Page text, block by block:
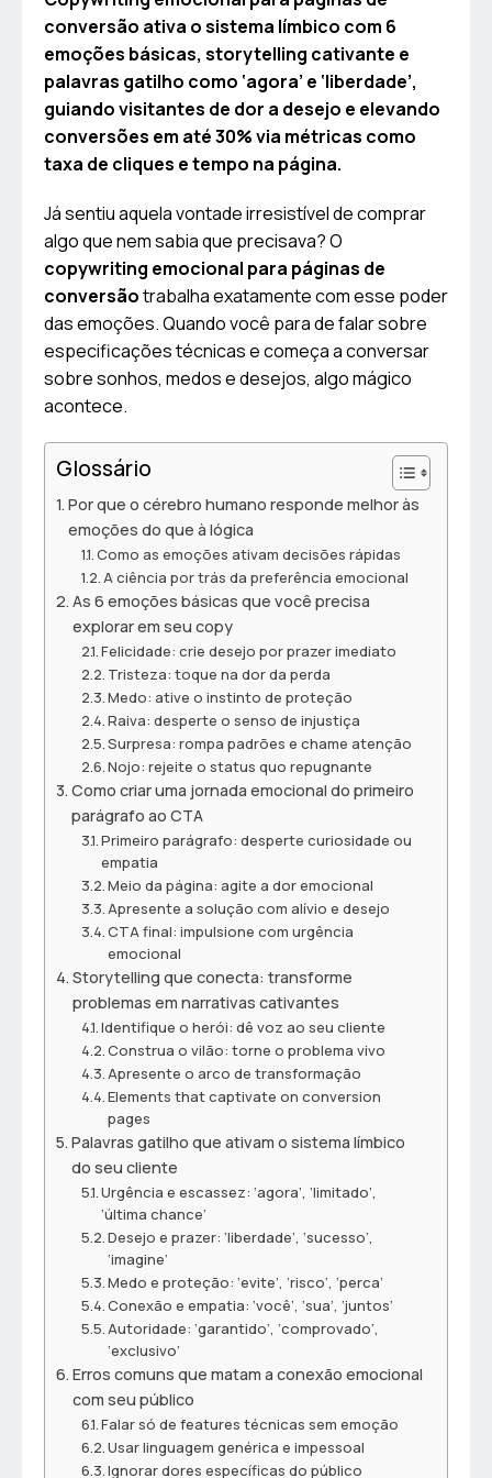
conversão ativa o sistema límbico com 6
emoções básicas, storytelling cativante e
palavras gatilho como ‘agora’ e ‘liberdade’,
guiando visitantes de dor a desejo e elevando
conversões em até 30% via métricas como
taxa de cliques e tempo na página.
Já sentiu aquela vontade irresistível de comprar
algo que nem sabia que precisava? O
copywriting emocional para páginas de
conversãotrabalha exatamente com esse poder
das emoções. Quando você para de falar sobre
especificações técnicas e começa a conversar
sobre sonhos, medos e desejos, algo mágico
acontece.
Glossário
Por que o cérebro humano responde melhor às
emoções do que à lógica
Como as emoções ativam decisões rápidas
A ciência por trás da preferência emocional
As 6 emoções básicas que você precisa
explorar em seu copy
Felicidade: crie desejo por prazer imediato
Tristeza: toque na dor da perda
Medo: ative o instinto de proteção
Raiva: desperte o senso de injustiça
Surpresa: rompa padrões e chame atenção
Nojo: rejeite o status quo repugnante
Como criar uma jornada emocional do primeiro
parágrafo ao CTA
Primeiro parágrafo: desperte curiosidade ou
empatia
Meio da página: agite a dor emocional
Apresente a solução com alívio e desejo
CTA final: impulsione com urgência
emocional
Storytelling que conecta: transforme
problemas em narrativas cativantes
Identifique o herói: dê voz ao seu cliente
Construa o vilão: torne o problema vivo
Apresente o arco de transformação
Elements that captivate on conversion
pages
Palavras gatilho que ativam o sistema límbico
do seu cliente
Urgência e escassez: ‘agora’, ‘limitado’,
‘última chance’
Desejo e prazer: ‘liberdade’, ‘sucesso’,
‘imagine’
Medo e proteção: ‘evite’, ‘risco’, ‘perca’
Conexão e empatia: ‘você’, ‘sua’, ‘juntos’
Autoridade: ‘garantido’, ‘comprovado’,
‘exclusivo’
Erros comuns que matam a conexão emocional
com seu público
Falar só de features técnicas sem emoção
Usar linguagem genérica e impessoal
Ignorar dores específicas do público